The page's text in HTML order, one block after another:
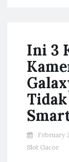
Ini 3
February
Slot Gacor